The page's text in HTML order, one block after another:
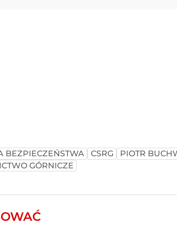
BEZPIECZEŃSTWA CSRG
PIOTR
GÓRNICZE